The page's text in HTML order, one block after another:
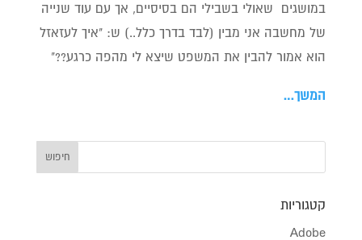
במושגים שאולי בשבילי הם בסיסיים, אך עם עוד שנייה
של מחשבה אני מבין (לבד בדרך כלל..) ש: "איך לעזאזל
הוא אמור להבין את המשפט שיצא לי מהפה כרגע??"
המשך…
קטגוריות
Adobe